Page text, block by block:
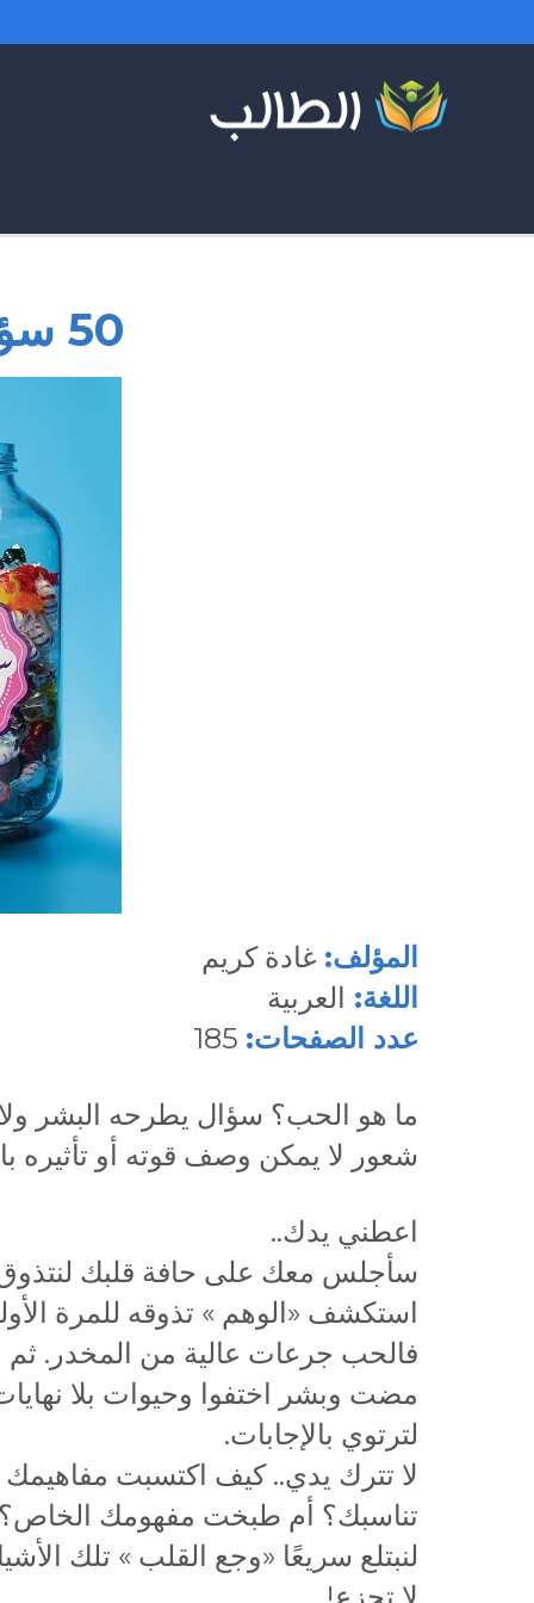
50 سؤال في الحب
المؤلف: غادة كريم
اللغة: العربية
عدد الصفحات:
ما هو الحب؟ سؤال يطرحه البشر
شعور لا يمكن وصف قوته أو تأثيره
اعطني يدك..
سأجلس معك على حافة قلبك لنتذوق معًا 50 سؤالًا
استكشف «الوهم » تذوقه للمرة
فالحب جرعات عالية من المخدر. ثم
مضت وبشر اختفوا وحيوات بلا
لترتوي بالإجابات.
لا تترك يدي.. كيف اكتسبت
تناسبك؟ أم طبخت مفهومك الخاص؟!
لنبتلع سريعًا «وجع القلب » تلك